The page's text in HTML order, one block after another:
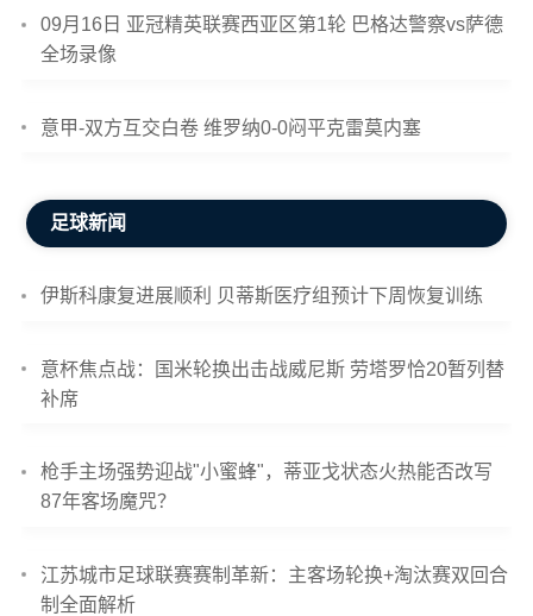
09月16日 亚冠精英联赛西亚区第1轮 巴格达警察vs萨德
全场录像
意甲-双方互交白卷 维罗纳0-0闷平克雷莫内塞
足球新闻
伊斯科康复进展顺利 贝蒂斯医疗组预计下周恢复训练
意杯焦点战：国米轮换出击战威尼斯 劳塔罗恰20暂列替
补席
枪手主场强势迎战"小蜜蜂"，蒂亚戈状态火热能否改写
87年客场魔咒？
江苏城市足球联赛赛制革新：主客场轮换+淘汰赛双回合
制全面解析